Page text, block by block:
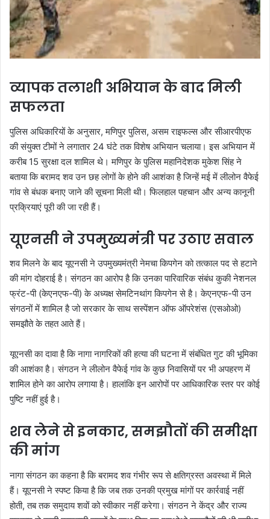
व्यापक तलाशी अभियान के बाद मिली
सफलता
पुलिस अधिकारियों के अनुसार, मणिपुर पुलिस, असम राइफल्स और सीआरपीएफ
की संयुक्त टीमों ने लगातार 24 घंटे तक विशेष अभियान चलाया। इस अभियान में
करीब 15 सुरक्षा दल शामिल थे। मणिपुर के पुलिस महानिदेशक मुकेश सिंह ने
बताया कि बरामद शव उन छह लोगों के होने की आशंका है जिन्हें मई में लीलोन वैफेई
गांव से बंधक बनाए जाने की सूचना मिली थी। फिलहाल पहचान और अन्य कानूनी
प्रक्रियाएं पूरी की जा रही हैं।
यूएनसी ने उपमुख्यमंत्री पर उठाए सवाल
शव मिलने के बाद यूएनसी ने उपमुख्यमंत्री नेमचा किपगेन को तत्काल पद से हटाने
की मांग दोहराई है। संगठन का आरोप है कि उनका पारिवारिक संबंध कुकी नेशनल
फ्रंट-पी (केएनएफ-पी) के अध्यक्ष सेमटिनथांग किपगेन से है। केएनएफ-पी उन
संगठनों में शामिल है जो सरकार के साथ सस्पेंशन ऑफ ऑपरेशंस (एसओओ)
समझौते के तहत आते हैं।
यूएनसी का दावा है कि नागा नागरिकों की हत्या की घटना में संबंधित गुट की भूमिका
की आशंका है। संगठन ने लीलोन वैफेई गांव के कुछ निवासियों पर भी अपहरण में
शामिल होने का आरोप लगाया है। हालांकि इन आरोपों पर आधिकारिक स्तर पर कोई
पुष्टि नहीं हुई है।
शव लेने से इनकार, समझौतों की समीक्षा
की मांग
नागा संगठन का कहना है कि बरामद शव गंभीर रूप से क्षतिग्रस्त अवस्था में मिले
हैं। यूएनसी ने स्पष्ट किया है कि जब तक उनकी प्रमुख मांगों पर कार्रवाई नहीं
होती, तब तक समुदाय शवों को स्वीकार नहीं करेगा। संगठन ने केंद्र और राज्य